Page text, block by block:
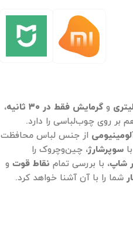
و گرمایش فقط در ۳۰ ثانیه،
بر روی چوب‌لباسی را دارد.
از جنس لباس محافظت
سوپرشارژ، چین‌وچروک را
شاپ، با بررسی تمام نقاط قوت و
شما را با آن آشنا خواهد کرد.